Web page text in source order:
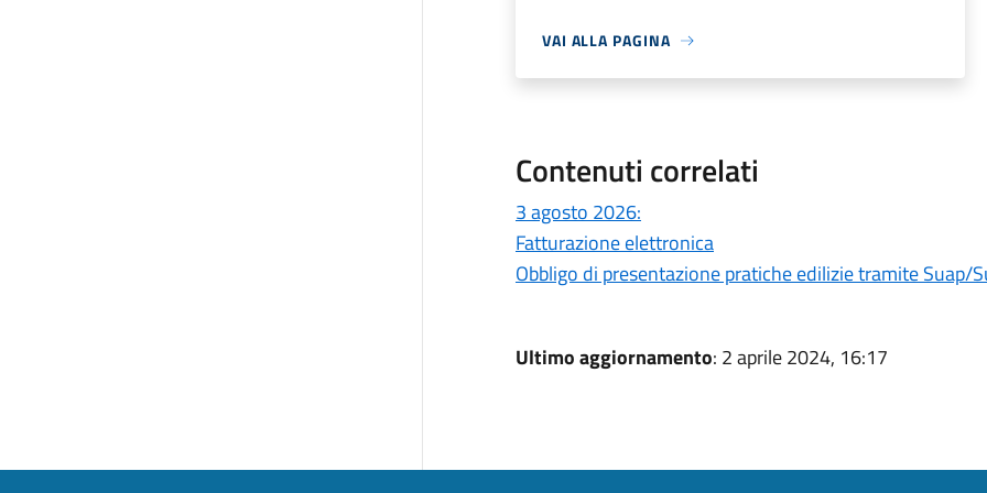
VAI ALLA PAGINA
Contenuti correlati
3 agosto 2026:
Fatturazione elettronica
Obbligo di presentazione pratiche edilizie tramite Suap/
Ultimo aggiornamento: 2 aprile 2024, 16:17